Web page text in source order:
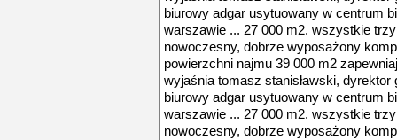
biurowy adgar usytuowany w centrum
warszawie ... 27 000 m2. wszystkie
nowoczesny, dobrze wyposażony
powierzchni najmu 39 000 m2
wyjaśnia tomasz stanisławski,
biurowy adgar usytuowany w centrum
warszawie ... 27 000 m2. wszystkie
nowoczesny, dobrze wyposażony